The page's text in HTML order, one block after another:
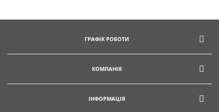
ГРАФІК РОБОТИ
КОМПАНІЯ
ІНФОРМАЦІЯ